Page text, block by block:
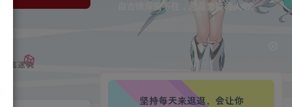
高速机
自古情深留不住，总是套路得人心。
坚持每天来逛逛，会让你
生活也美好了！
心情也舒畅了！
走路也有劲了！
腿也不痛了！